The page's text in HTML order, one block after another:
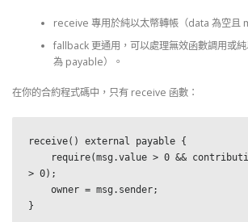
receive 專用於純以太幣轉帳（data 為空且
fallback 更通用，可以處理無效函數調用或
為 payable）。
在你的合約程式碼中，只有 receive 函數：
receive() external payable {
> 0);
}